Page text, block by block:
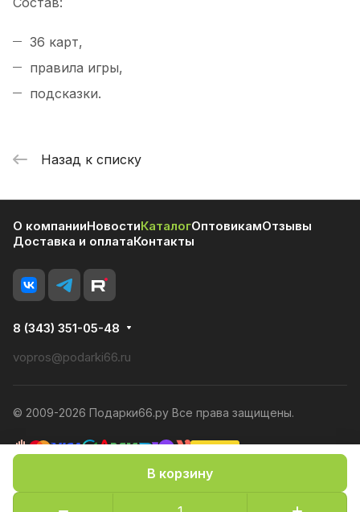
В корзину
36 карт,
правила игры,
подсказки.
Назад к списку
О компанииНовостиКаталогОптовикамОтзывы
Доставка и оплатаКонтакты
8 (343) 351-05-48
vopros@podarki66.ru
© 2009-2026 Подарки66.ру Все права защищены.
Политика конфиденциальности